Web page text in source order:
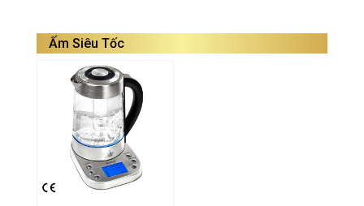
Ấm Siêu Tốc